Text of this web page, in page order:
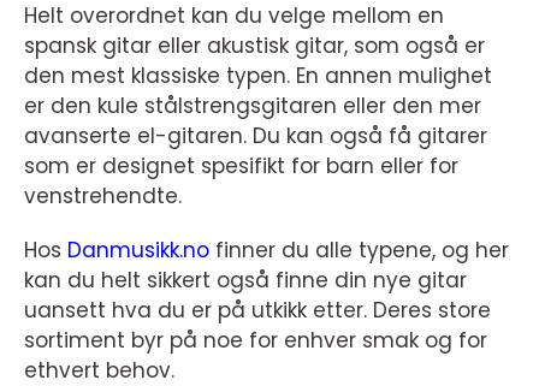
Helt overordnet kan du velge mellom en
spansk gitar eller akustisk gitar, som også er
den mest klassiske typen. En annen mulighet
er den kule stålstrengsgitaren eller den mer
avanserte el-gitaren. Du kan også få gitarer
som er designet spesifikt for barn eller for
venstrehendte.
Hos Danmusikk.no finner du alle typene, og her
kan du helt sikkert også finne din nye gitar
uansett hva du er på utkikk etter. Deres store
sortiment byr på noe for enhver smak og for
ethvert behov.